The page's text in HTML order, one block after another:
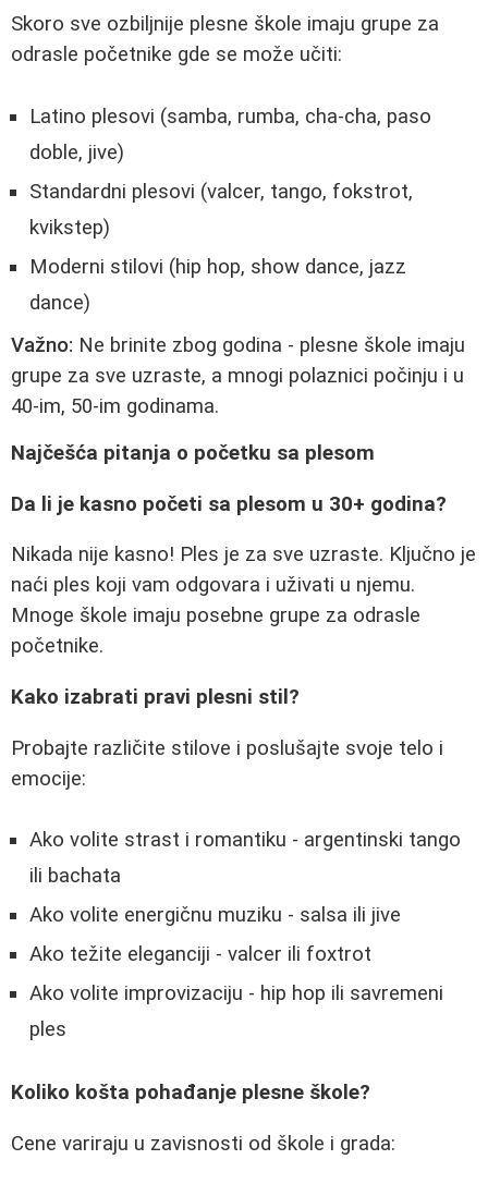
Skoro sve ozbiljnije plesne škole imaju grupe za
odrasle početnike gde se može učiti:
Latino plesovi (samba, rumba, cha-cha, paso
doble, jive)
Standardni plesovi (valcer, tango, fokstrot,
kvikstep)
Moderni stilovi (hip hop, show dance, jazz
dance)
Važno: Ne brinite zbog godina - plesne škole imaju
grupe za sve uzraste, a mnogi polaznici počinju i u
40-im, 50-im godinama.
Najčešća pitanja o početku sa plesom
Da li je kasno početi sa plesom u 30+ godina?
Nikada nije kasno! Ples je za sve uzraste. Ključno je
naći ples koji vam odgovara i uživati u njemu.
Mnoge škole imaju posebne grupe za odrasle
početnike.
Kako izabrati pravi plesni stil?
Probajte različite stilove i poslušajte svoje telo i
emocije:
Ako volite strast i romantiku - argentinski tango
ili bachata
Ako volite energičnu muziku - salsa ili jive
Ako težite eleganciji - valcer ili foxtrot
Ako volite improvizaciju - hip hop ili savremeni
ples
Koliko košta pohađanje plesne škole?
Cene variraju u zavisnosti od škole i grada: